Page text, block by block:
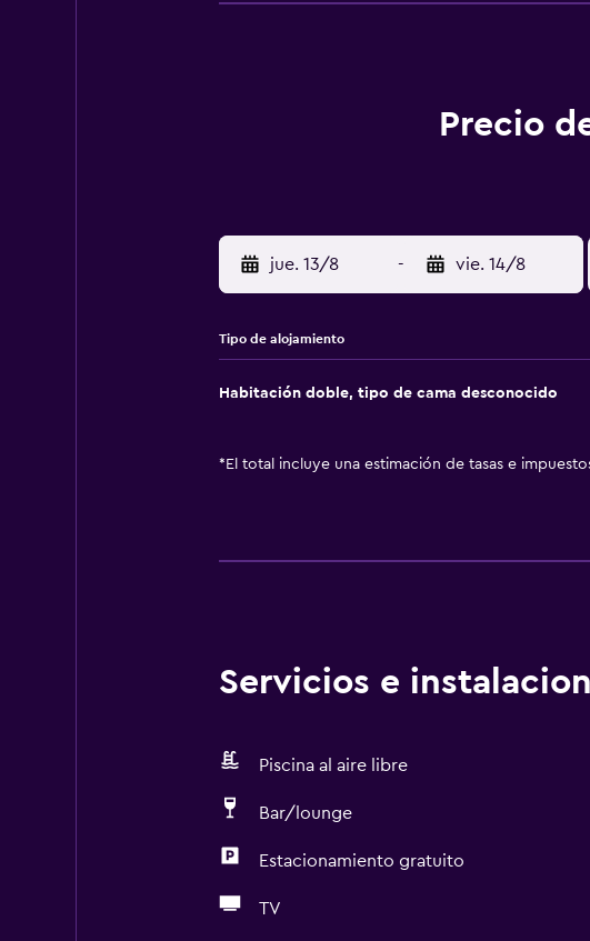
Precio
jue. 13/8 - vie. 14/8
Tipo de alojamiento
Habitación doble, tipo de cama desconocido
* El total incluye una estimación de tasas e
Servicios e
Piscina al aire libre
Bar/lounge
Estacionamiento gratuito
TV